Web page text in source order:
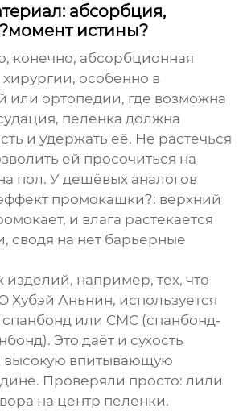
абсорбция,
истины?
конечно, абсорбционная
особенно в
или ортопедии, где возможна
пеленка должна
и удержать её. Не растечься
ей просочиться на
пол. У дешёвых аналогов
промокашки?: верхний
и влага растекается
сводя на нет барьерные
изделий, например, тех, что
Хубэй Аньнин, используется
или СМС (спанбонд-
Это даёт и сухость
высокую впитывающую
Проверяли просто: лили
на центр пеленки.